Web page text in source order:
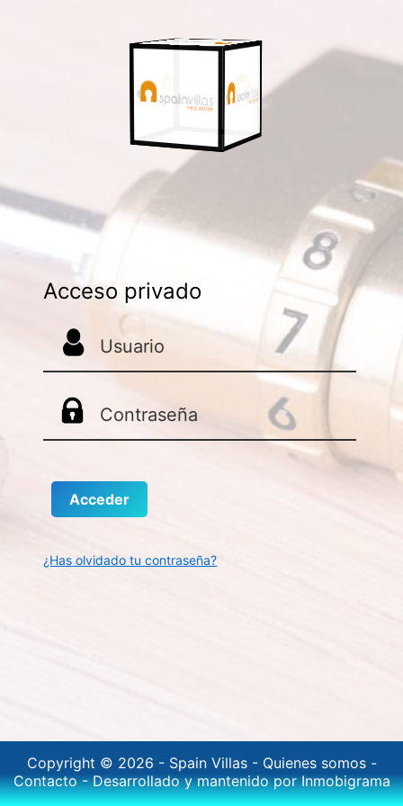
Acceso privado
¿Has olvidado tu contraseña?
Copyright © 2026 - Spain Villas - Quienes somos -
Contacto-Desarrollado y mantenido por Inmobigrama